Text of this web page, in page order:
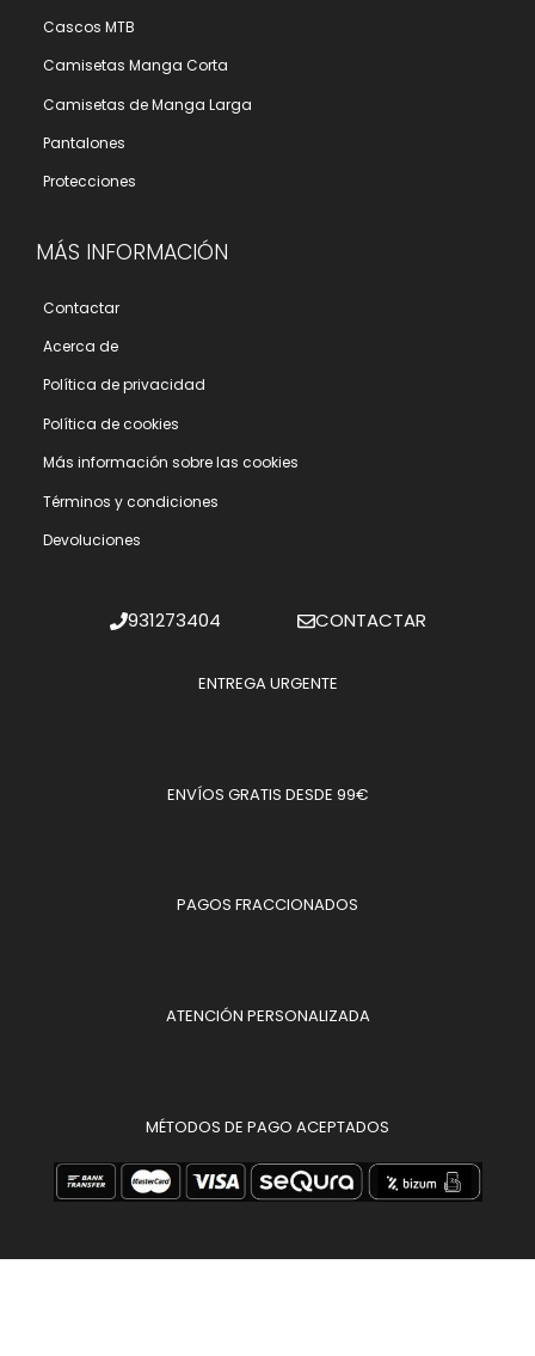
Cascos MTB
Camisetas Manga Corta
Camisetas de Manga Larga
Pantalones
Protecciones
MÁS INFORMACIÓN
Contactar
Acerca de
Polí­tica de privacidad
Polí­tica de cookies
Más información sobre las cookies
Términos y condiciones
Devoluciones
931273404 CONTACTAR
ENTREGA URGENTE
ENVÍOS GRATIS DESDE 99€
PAGOS FRACCIONADOS
ATENCIÓN PERSONALIZADA
MÉTODOS DE PAGO ACEPTADOS